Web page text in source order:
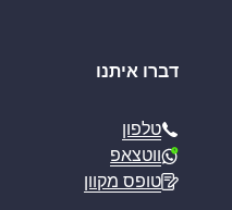
דברו איתנו
טלפון
ווטצאפ
טופס מקוון